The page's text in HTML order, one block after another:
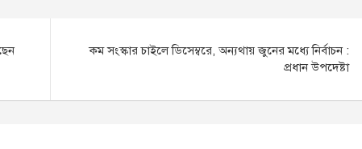
কম সংস্কার চাইলে ডিসেম্বরে, অন্যথায় জুনের মধ্যে নির্বাচন :
প্রধান উপদেষ্টা